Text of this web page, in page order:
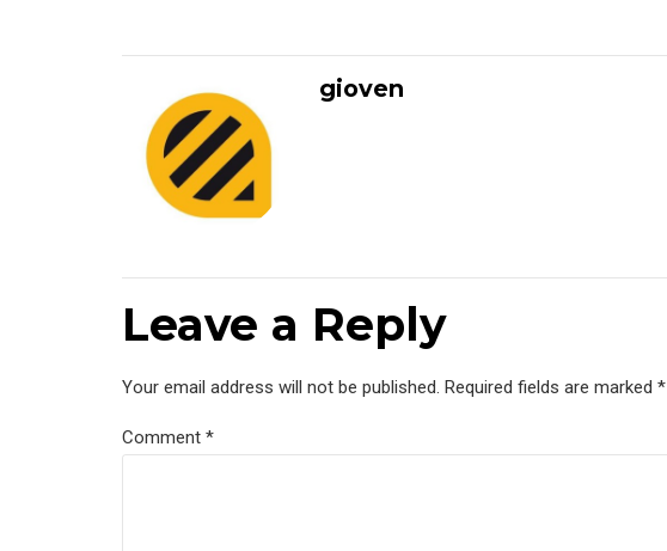
gioven
Leave a Reply
Your email address will not be published. Required fields are marked *
Comment *